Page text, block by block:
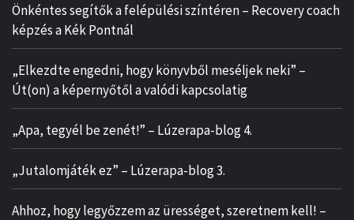
Önkéntes segítők a felépülési színtéren – Recovery coach
képzés a Kék Pontnál
„Elkezdte engedni, hogy könyvből meséljek neki” –
Út(on) a képernyőtől a valódi kapcsolatig
„Apa, tegyél be zenét!” – Lúzerapa-blog 4.
„Jutalomjáték ez” – Lúzerapa-blog 3.
Ahhoz, hogy legyőzzem az ürességet, szeretnem kell! –